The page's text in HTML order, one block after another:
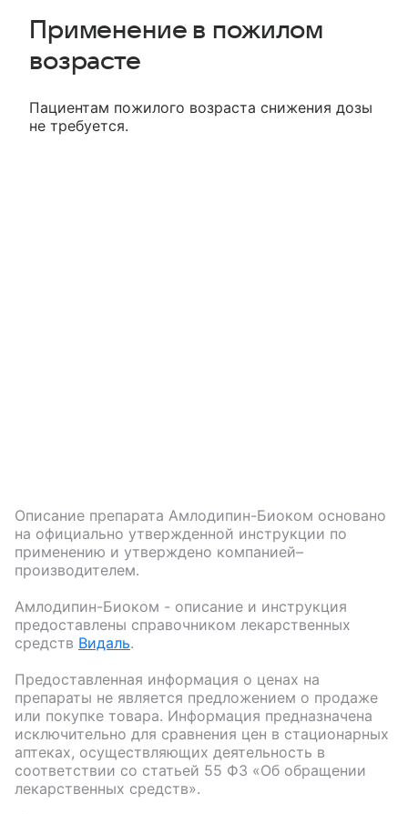
Применение в пожилом
возрасте
Пациентам пожилого возраста снижения дозы
не требуется.
Описание препарата Амлодипин-Биоком основано
на официально утвержденной инструкции по
применению и утверждено компанией–
производителем.
Амлодипин-Биоком - описание и инструкция
предоставлены справочником лекарственных
средств Видаль.
Предоставленная информация о ценах на
препараты не является предложением о продаже
или покупке товара. Информация предназначена
исключительно для сравнения цен в стационарных
аптеках, осуществляющих деятельность в
соответствии со статьей 55 ФЗ «Об обращении
лекарственных средств».